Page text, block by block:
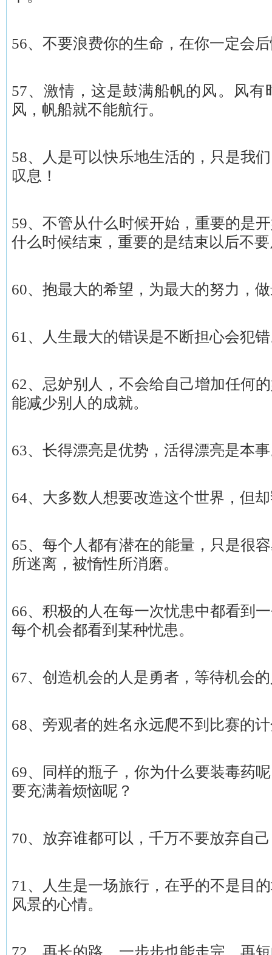
56、不要浪费你的生命，在你一定会
57、激情，这是鼓满船帆的风。风
风，帆船就不能航行。
58、人是可以快乐地生活的，只是我
叹息！
59、不管从什么时候开始，重要的是
什么时候结束，重要的是结束以后不
60、抱最大的希望，为最大的努力，
61、人生最大的错误是不断担心会犯
62、忌妒别人，不会给自己增加任何
能减少别人的成就。
63、长得漂亮是优势，活得漂亮是本
64、大多数人想要改造这个世界，但
65、每个人都有潜在的能量，只是很
所迷离，被惰性所消磨。
66、积极的人在每一次忧患中都看到
每个机会都看到某种忧患。
67、创造机会的人是勇者，等待机会
68、旁观者的姓名永远爬不到比赛的
69、同样的瓶子，你为什么要装毒药
要充满着烦恼呢？
70、放弃谁都可以，千万不要放弃自
71、人生是一场旅行，在乎的不是目
风景的心情。
72、再长的路，一步步也能走完，再